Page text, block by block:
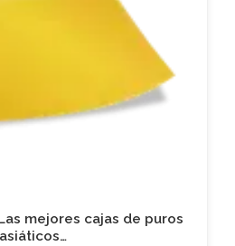
mejores cajas de puros
asiáticos…